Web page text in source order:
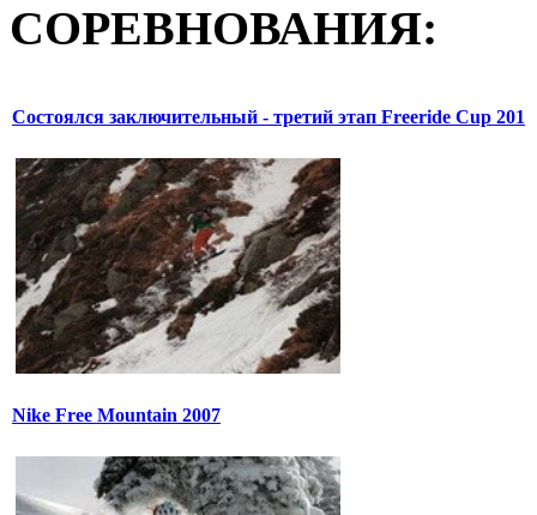
СОРЕВНОВАНИЯ:
Состоялся заключительный - третий этап Freeride Cup 201
Nike Free Mountain 2007